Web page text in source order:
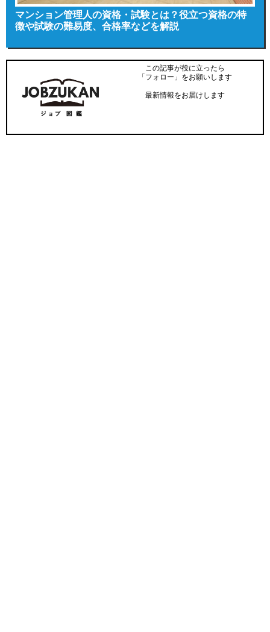
マンション管理人の資格・試験とは？役立つ資格の特
徴や試験の難易度、合格率などを解説
この記事が役に立ったら
「フォロー」をお願いします
最新情報をお届けします